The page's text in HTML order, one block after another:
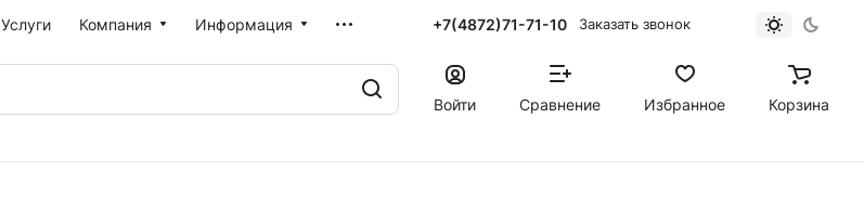
Услуги Компания Информация +7(4872)71-71-10 Заказать звонок
Войти Сравнение Избранное Корзина